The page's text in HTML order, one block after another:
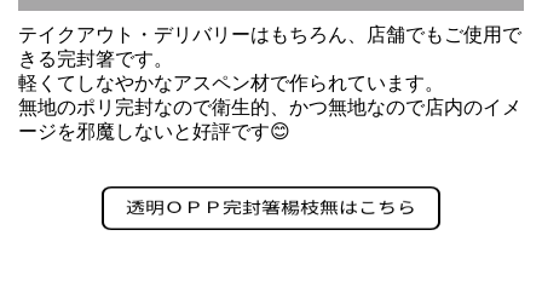
テイクアウト・デリバリーはもちろん、店舗でもご使用で
きる完封箸です。
軽くてしなやかなアスペン材で作られています。
無地のポリ完封なので衛生的、かつ無地なので店内のイメ
ージを邪魔しないと好評です😊